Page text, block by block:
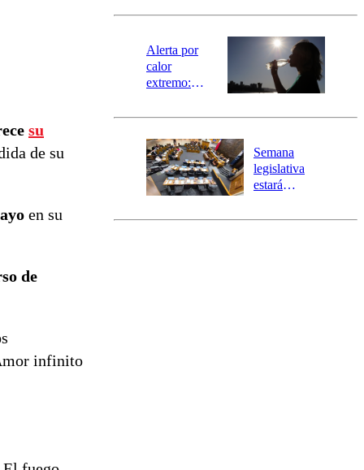
su
de su
en su
de
infinito
revisa la
epicentro
Alerta por
calor
extremo:
activa Alerta
Preventiva en
tres comunas
Semana
legislativa
estará
el fin de la